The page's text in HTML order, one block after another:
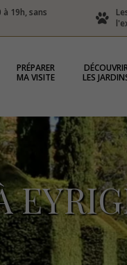
19h, sans
PRÉPARER
MA VISITE
LES